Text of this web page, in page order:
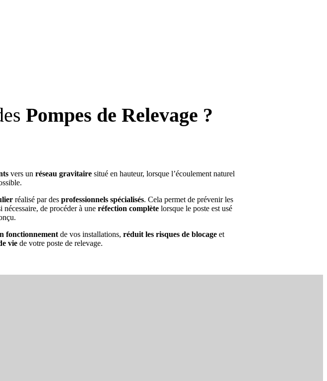
Pompes de Relevage ?
vers un réseau gravitairesitué en hauteur, lorsque l’écoulement naturel
réalisé par des professionnels spécialisés. Cela permet de prévenir les
nécessaire, de procéder à une réfection complète lorsque le poste est usé
fonctionnement de vos installations, réduit les risques de blocage et
vie de votre poste de relevage.